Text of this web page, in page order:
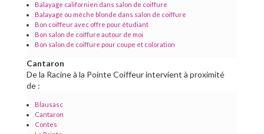
Balayage californien dans salon de coiffure
Balayage ou mèche blonde dans salon de coiffure
Bon coiffeur avec offre pour étudiant
Bon salon de coiffure autour de moi
Bon salon de coiffure pour coupe et coloration
Cantaron
De la Racine à la Pointe Coiffeur intervient à proximité
de :
Blausasc
Cantaron
Contes